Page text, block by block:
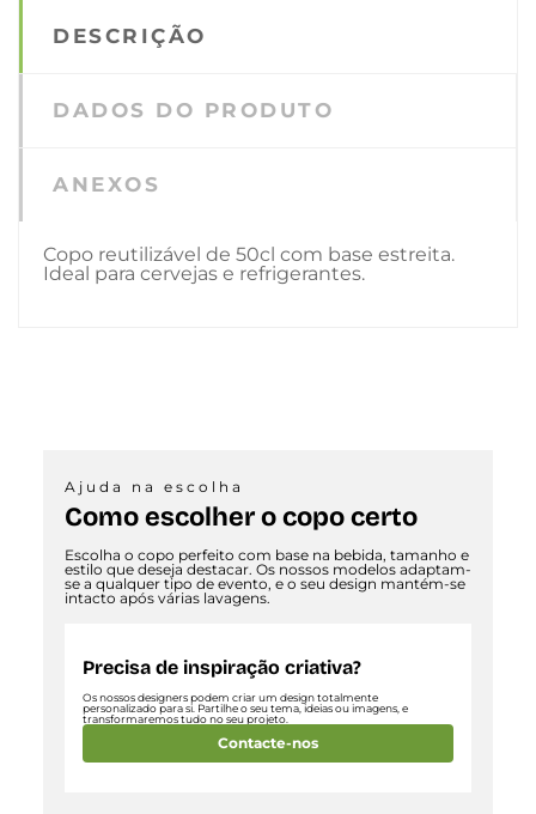
DESCRIÇÃO
DADOS DO PRODUTO
ANEXOS
Copo reutilizável de 50cl com base estreita.
Ideal para cervejas e refrigerantes.
Ajuda na escolha
Como escolher o copo certo
Escolha o copo perfeito com base na bebida, tamanho e
estilo que deseja destacar. Os nossos modelos adaptam-
se a qualquer tipo de evento, e o seu design mantém-se
intacto após várias lavagens.
Precisa de inspiração criativa?
Os nossos designers podem criar um design totalmente
personalizado para si. Partilhe o seu tema, ideias ou imagens, e
transformaremos tudo no seu projeto.
Contacte-nos